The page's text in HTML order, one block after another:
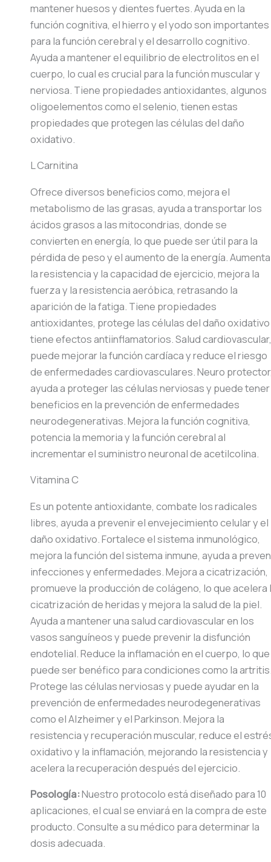
mantener huesos y dientes fuertes. Ayuda en la
función cognitiva, el hierro y el yodo son importantes
para la función cerebral y el desarrollo cognitivo.
Ayuda a mantener el equilibrio de electrolitos en el
cuerpo, lo cual es crucial para la función muscular y
nerviosa. Tiene propiedades antioxidantes, algunos
oligoelementos como el selenio, tienen estas
propiedades que protegen las células del daño
oxidativo.
L Carnitina
Ofrece diversos beneficios como, mejora el
metabolismo de las grasas, ayuda a transportar los
ácidos grasos a las mitocondrias, donde se
convierten en energía, lo que puede ser útil para la
pérdida de peso y el aumento de la energía. Aumenta
la resistencia y la capacidad de ejercicio, mejora la
fuerza y la resistencia aeróbica, retrasando la
aparición de la fatiga. Tiene propiedades
antioxidantes, protege las células del daño
tiene efectos antiinflamatorios. Salud cardiovascular,
puede mejorar la función cardíaca y reduce el riesgo
de enfermedades cardiovasculares. Neuro
ayuda a proteger las células nerviosas y puede tener
beneficios en la prevención de enfermedades
neurodegenerativas. Mejora la función cognitiva,
potencia la memoria y la función cerebral al
incrementar el suministro neuronal de acetilcolina.
Vitamina C
Es un potente antioxidante, combate los radicales
libres, ayuda a prevenir el envejecimiento celular y el
daño oxidativo. Fortalece el sistema inmunológico,
mejora la función del sistema inmune, ayuda a
infecciones y enfermedades. Mejora a cicatrización,
promueve la producción de colágeno, lo que acelera
cicatrización de heridas y mejora la salud de la piel.
Ayuda a mantener una salud cardiovascular en los
vasos sanguíneos y puede prevenir la disfunción
endotelial. Reduce la inflamación en el cuerpo, lo que
puede ser benéfico para condiciones como la
Protege las células nerviosas y puede ayudar en la
prevención de enfermedades neurodegenerativas
como el Alzheimer y el Parkinson. Mejora la
resistencia y recuperación muscular, reduce el
oxidativo y la inflamación, mejorando la resistencia y
acelera la recuperación después del ejercicio.
Posología:Nuestro protocolo está diseñado para 10
aplicaciones, el cual se enviará en la compra de este
producto. Consulte a su médico para determinar la
dosis adecuada.